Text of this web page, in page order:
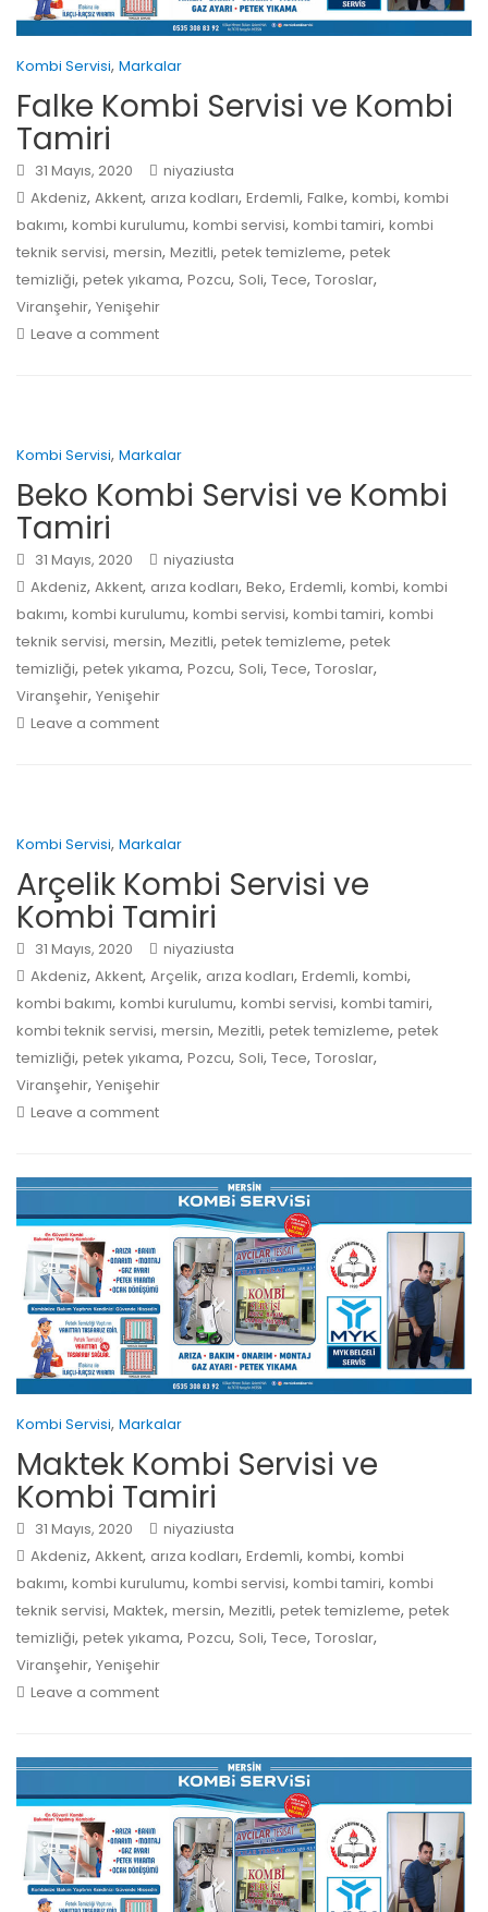
Kombi Servisi, Markalar
Falke Kombi Servisi ve Kombi
Tamiri
31 Mayıs, 2020
niyaziusta
Akdeniz, Akkent, arıza kodları, Erdemli, Falke, kombi, kombi
bakımı, kombi kurulumu, kombi servisi, kombi tamiri, kombi
teknik servisi, mersin, Mezitli, petek temizleme, petek
temizliği, petek yıkama, Pozcu, Soli, Tece, Toroslar,
Viranşehir, Yenişehir
Leave a comment
Kombi Servisi, Markalar
Beko Kombi Servisi ve Kombi
Tamiri
31 Mayıs, 2020
niyaziusta
Akdeniz, Akkent, arıza kodları, Beko, Erdemli, kombi, kombi
bakımı, kombi kurulumu, kombi servisi, kombi tamiri, kombi
teknik servisi, mersin, Mezitli, petek temizleme, petek
temizliği, petek yıkama, Pozcu, Soli, Tece, Toroslar,
Viranşehir, Yenişehir
Leave a comment
Kombi Servisi, Markalar
Arçelik Kombi Servisi ve
Kombi Tamiri
31 Mayıs, 2020
niyaziusta
Akdeniz, Akkent, Arçelik, arıza kodları, Erdemli, kombi,
kombi bakımı, kombi kurulumu, kombi servisi, kombi tamiri,
kombi teknik servisi, mersin, Mezitli, petek temizleme, petek
temizliği, petek yıkama, Pozcu, Soli, Tece, Toroslar,
Viranşehir, Yenişehir
Leave a comment
Kombi Servisi, Markalar
Maktek Kombi Servisi ve
Kombi Tamiri
31 Mayıs, 2020
niyaziusta
Akdeniz, Akkent, arıza kodları, Erdemli, kombi, kombi
bakımı, kombi kurulumu, kombi servisi, kombi tamiri, kombi
teknik servisi, Maktek, mersin, Mezitli, petek temizleme, petek
temizliği, petek yıkama, Pozcu, Soli, Tece, Toroslar,
Viranşehir, Yenişehir
Leave a comment